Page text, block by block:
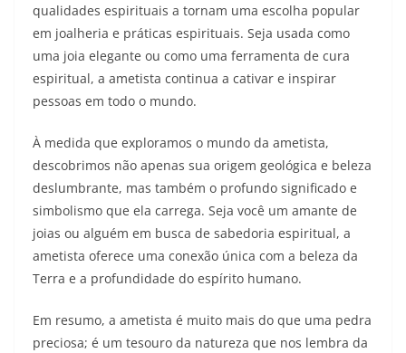
qualidades espirituais a tornam uma escolha popular
em joalheria e práticas espirituais. Seja usada como
uma joia elegante ou como uma ferramenta de cura
espiritual, a ametista continua a cativar e inspirar
pessoas em todo o mundo.
À medida que exploramos o mundo da ametista,
descobrimos não apenas sua origem geológica e beleza
deslumbrante, mas também o profundo significado e
simbolismo que ela carrega. Seja você um amante de
joias ou alguém em busca de sabedoria espiritual, a
ametista oferece uma conexão única com a beleza da
Terra e a profundidade do espírito humano.
Em resumo, a ametista é muito mais do que uma pedra
preciosa; é um tesouro da natureza que nos lembra da